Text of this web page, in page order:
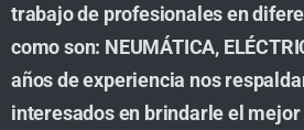
trabajo de profesionales en
como son: NEUMÁTICA,
años de experiencia nos
interesados en brindarle el